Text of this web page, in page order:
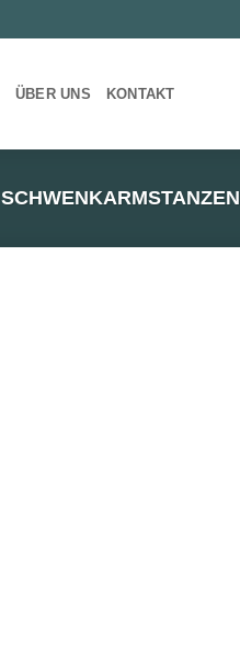
ÜBER UNS KONTAKT
SCHWENKARMSTANZEN